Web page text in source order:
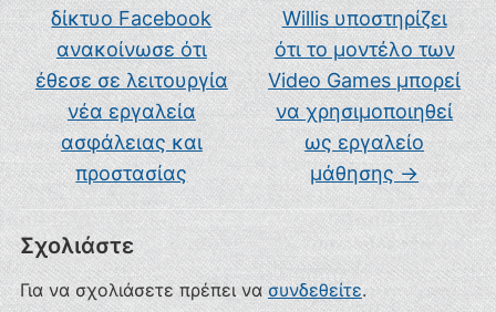
δίκτυο Facebook
ανακοίνωσε ότι
έθεσε σε λειτουργία
νέα εργαλεία
ασφάλειας και
προστασίας
Willis υποστηρίζει
ότι το μοντέλο των
Video Games μπορεί
να χρησιμοποιηθεί
ως εργαλείο
μάθησης→
Σχολιάστε
Για να σχολιάσετε πρέπει νασυνδεθείτε.